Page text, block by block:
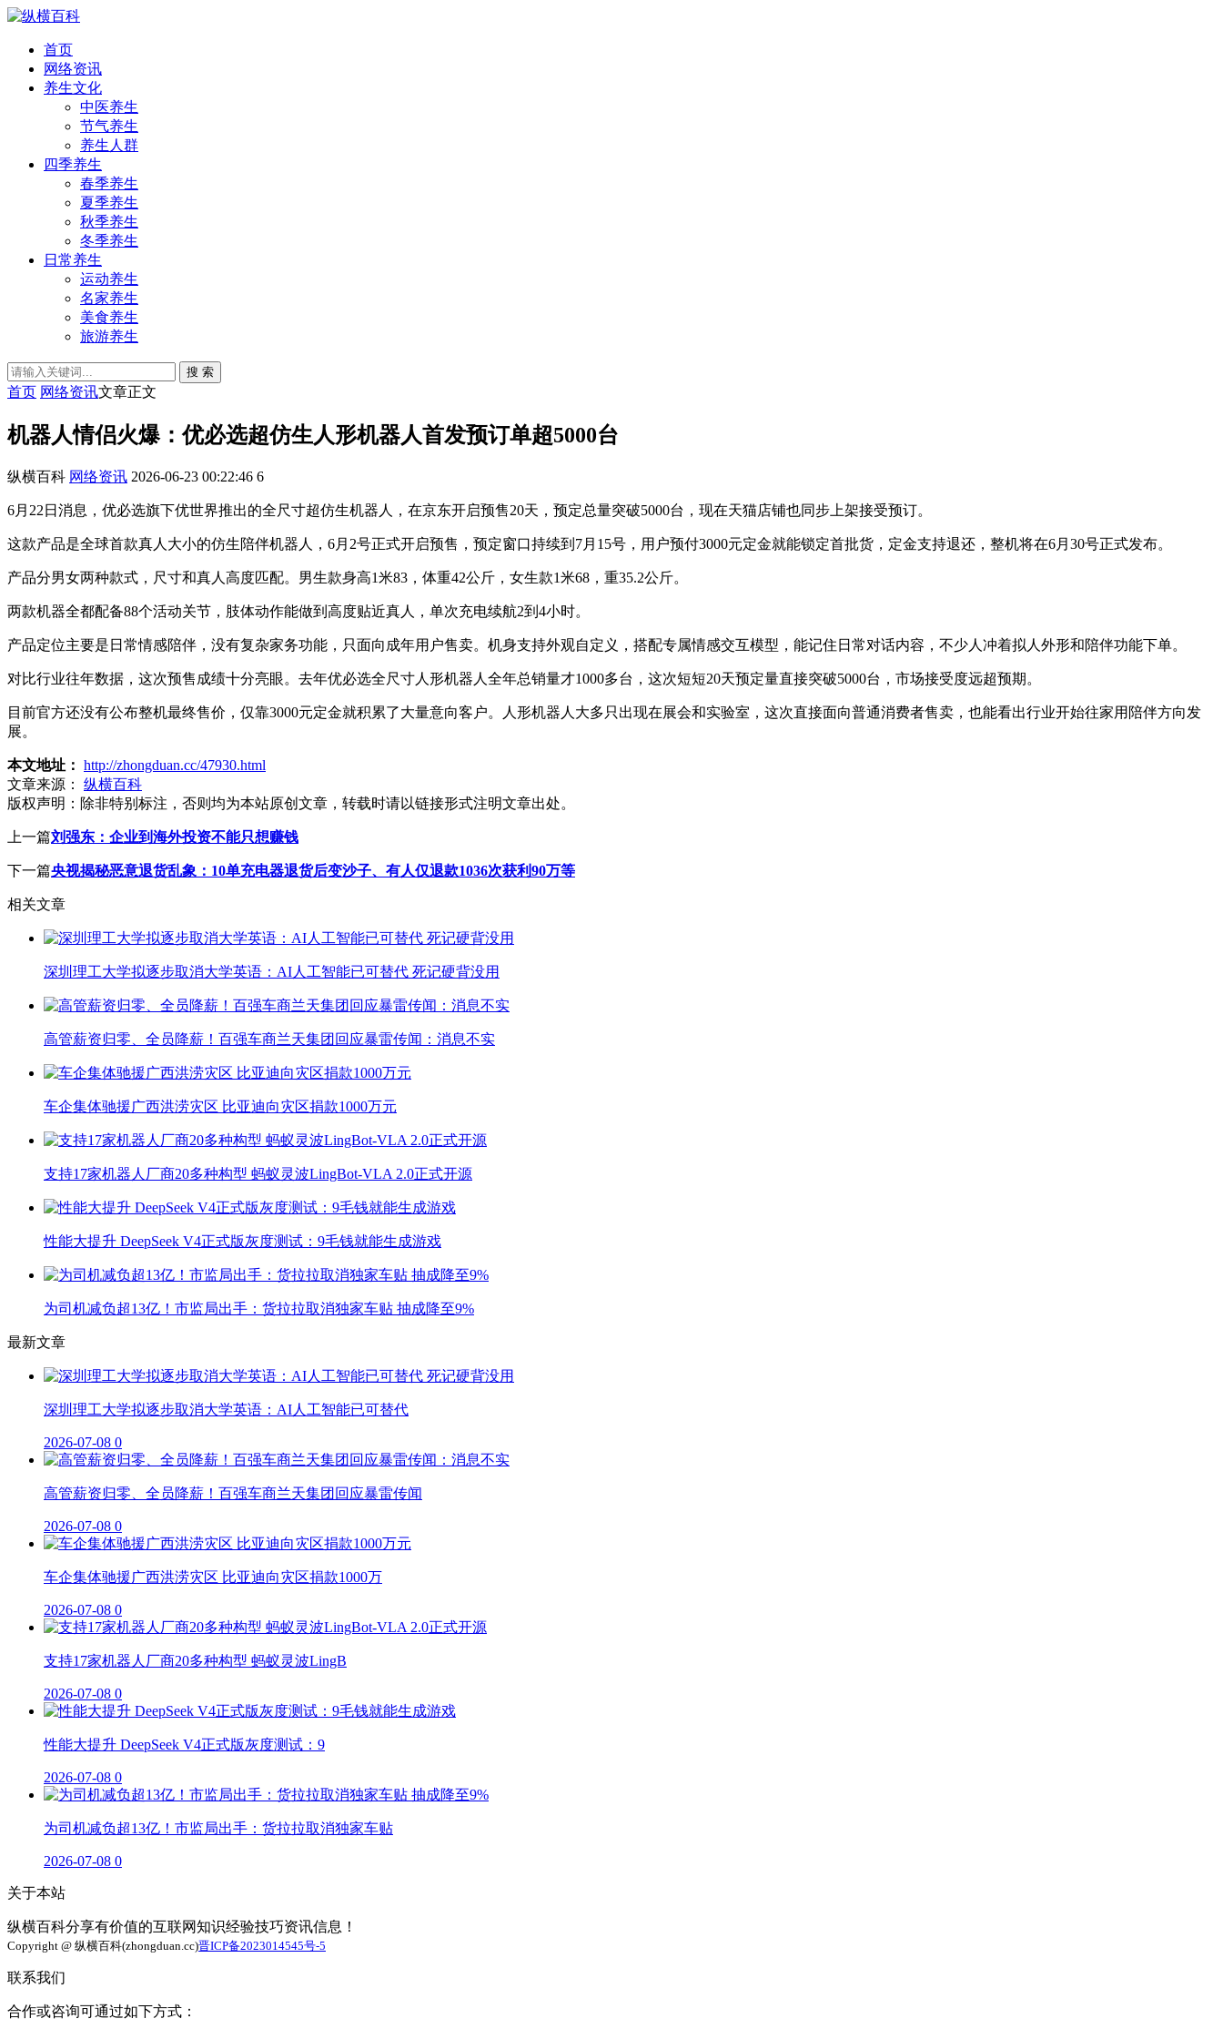
首页
网络资讯
养生文化
中医养生
节气养生
养生人群
四季养生
春季养生
夏季养生
秋季养生
冬季养生
日常养生
运动养生
名家养生
美食养生
旅游养生
搜 索
首页 网络资讯文章正文
机器人情侣火爆：优必选超仿生人形机器人首发预订单超5000台
纵横百科 网络资讯 2026-06-23 00:22:46 6
6月22日消息，优必选旗下优世界推出的全尺寸超仿生机器人，在京东开启预售20天，预定总量突破5000台，现在天猫店铺也同步上架接受预订。
这款产品是全球首款真人大小的仿生陪伴机器人，6月2号正式开启预售，预定窗口持续到7月15号，用户预付3000元定金就能锁定首批货，定金支持退还，整机将在6月30号正式发布。
产品分男女两种款式，尺寸和真人高度匹配。男生款身高1米83，体重42公斤，女生款1米68，重35.2公斤。
两款机器全都配备88个活动关节，肢体动作能做到高度贴近真人，单次充电续航2到4小时。
产品定位主要是日常情感陪伴，没有复杂家务功能，只面向成年用户售卖。机身支持外观自定义，搭配专属情感交互模型，能记住日常对话内容，不少人冲着拟人外形和陪伴功能下单。
对比行业往年数据，这次预售成绩十分亮眼。去年优必选全尺寸人形机器人全年总销量才1000多台，这次短短20天预定量直接突破5000台，市场接受度远超预期。
目前官方还没有公布整机最终售价，仅靠3000元定金就积累了大量意向客户。人形机器人大多只出现在展会和实验室，这次直接面向普通消费者售卖，也能看出行业开始往家用陪伴方向发
展。
本文地址： http://zhongduan.cc/47930.html
文章来源：
纵横百科
版权声明： 除非特别标注，否则均为本站原创文章，转载时请以链接形式注明文章出处。
上一篇刘强东：企业到海外投资不能只想赚钱
下一篇央视揭秘恶意退货乱象：10单充电器退货后变沙子、有人仅退款1036次获利90万等
相关文章
深圳理工大学拟逐步取消大学英语：AI人工智能已可替代 死记硬背没用
高管薪资归零、全员降薪！百强车商兰天集团回应暴雷传闻：消息不实
车企集体驰援广西洪涝灾区 比亚迪向灾区捐款1000万元
支持17家机器人厂商20多种构型 蚂蚁灵波LingBot-VLA 2.0正式开源
性能大提升 DeepSeek V4正式版灰度测试：9毛钱就能生成游戏
为司机减负超13亿！市监局出手：货拉拉取消独家车贴 抽成降至9%
最新文章
深圳理工大学拟逐步取消大学英语：AI人工智能已可替代
2026-07-08 0
高管薪资归零、全员降薪！百强车商兰天集团回应暴雷传闻
2026-07-08 0
车企集体驰援广西洪涝灾区 比亚迪向灾区捐款1000万
2026-07-08 0
支持17家机器人厂商20多种构型 蚂蚁灵波LingB
2026-07-08 0
性能大提升 DeepSeek V4正式版灰度测试：9
2026-07-08 0
为司机减负超13亿！市监局出手：货拉拉取消独家车贴
2026-07-08 0
关于本站
纵横百科分享有价值的互联网知识经验技巧资讯信息！
Copyright @ 纵横百科(zhongduan.cc)晋ICP备2023014545号-5
联系我们
合作或咨询可通过如下方式：